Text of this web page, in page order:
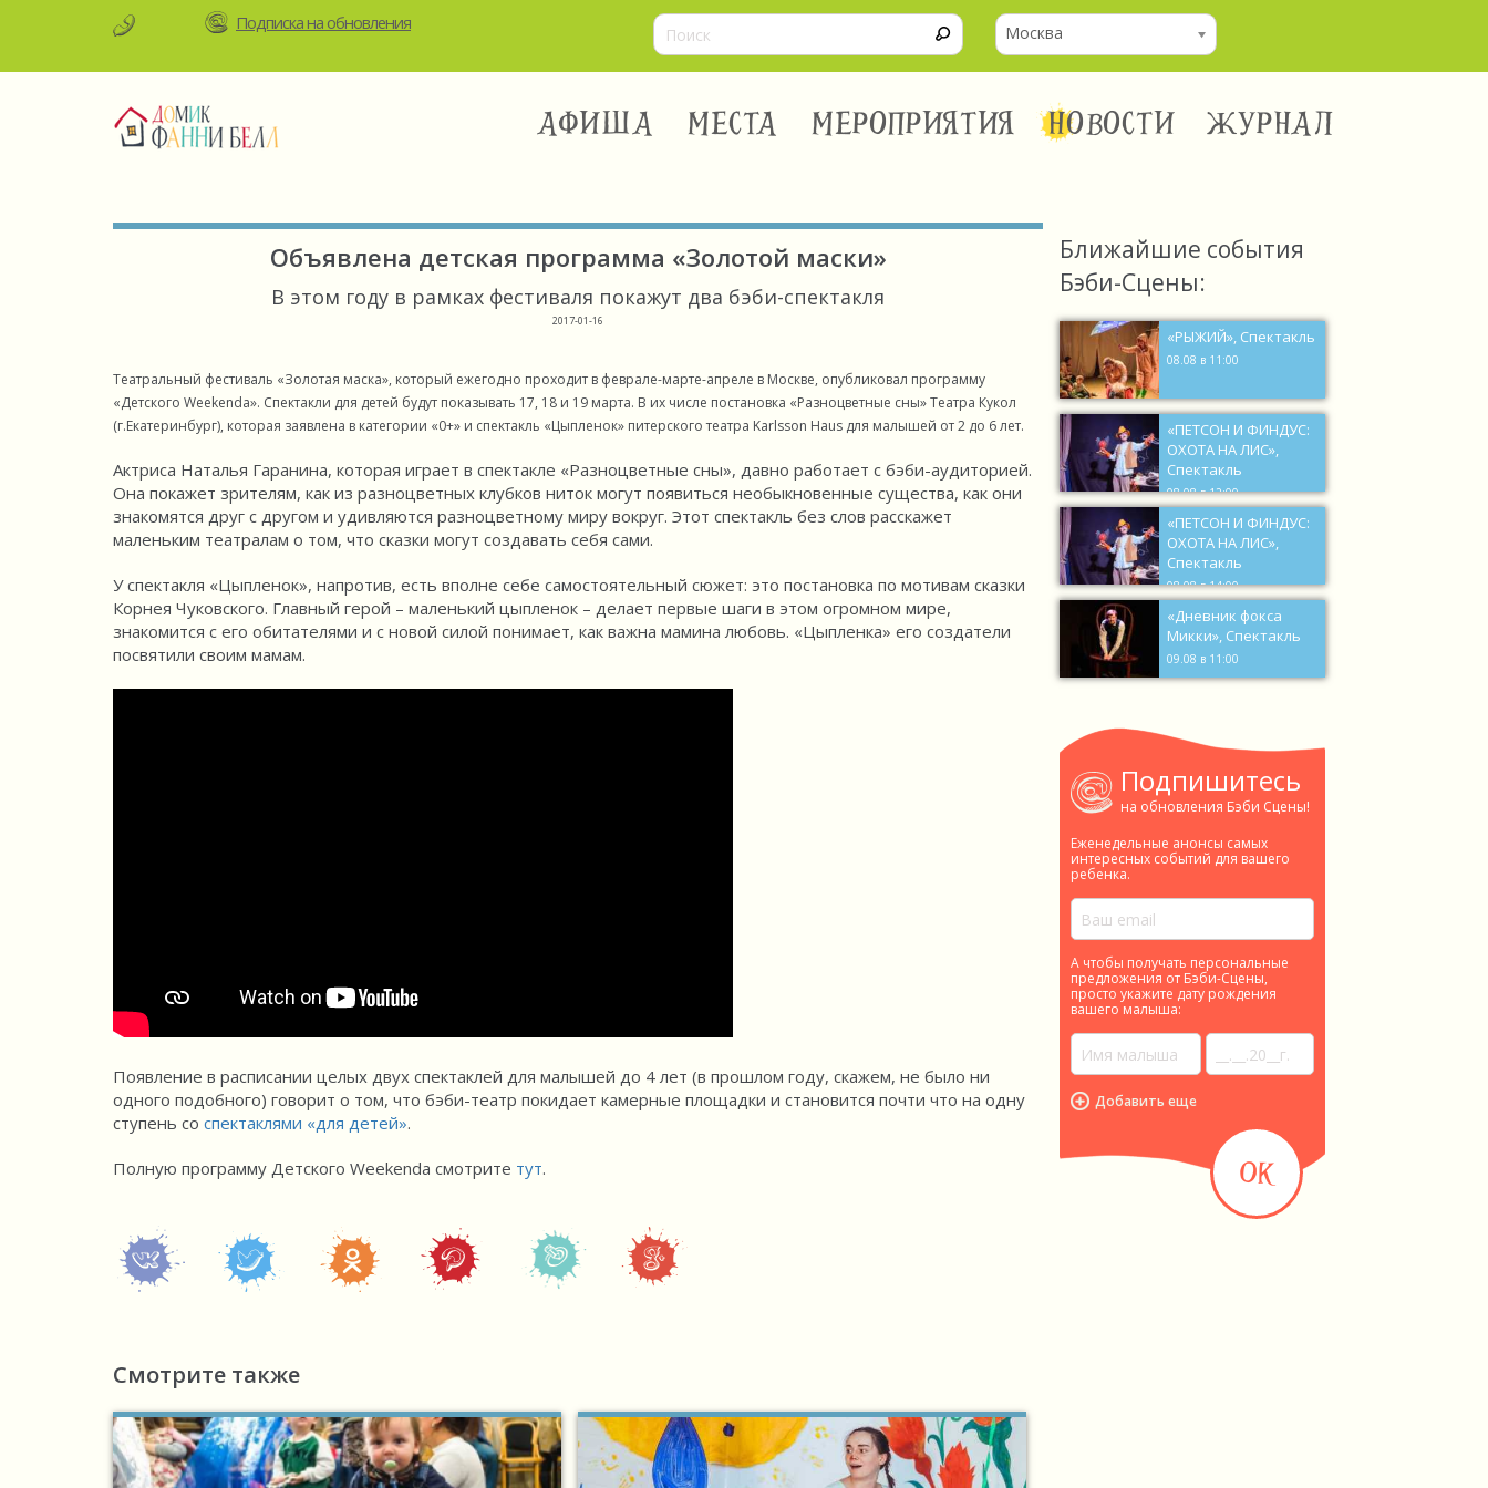
Подписка на обновления Москва
АФИША МЕСТА МЕРОПРИЯТИЯ НОВОСТИ ЖУРНАЛ
Объявлена детская программа «Золотой маски»
В этом году в рамках фестиваля покажут два бэби-спектакля
2017-01-16
Театральный фестиваль «Золотая маска», который ежегодно проходит в феврале-марте-апреле в Москве, опубликовал программу
«Детского Weekendа». Спектакли для детей будут показывать 17, 18 и 19 марта. В их числе постановка «Разноцветные сны» Театра Кукол
(г.Екатеринбург), которая заявлена в категории «0+» и спектакль «Цыпленок» питерского театра Karlsson Haus для малышей от 2 до 6 лет.
Актриса Наталья Гаранина, которая играет в спектакле «Разноцветные сны», давно работает с бэби-аудиторией.
Она покажет зрителям, как из разноцветных клубков ниток могут появиться необыкновенные существа, как они
знакомятся друг с другом и удивляются разноцветному миру вокруг. Этот спектакль без слов расскажет
маленьким театралам о том, что сказки могут создавать себя сами.
У спектакля «Цыпленок», напротив, есть вполне себе самостоятельный сюжет: это постановка по мотивам сказки
Корнея Чуковского. Главный герой – маленький цыпленок – делает первые шаги в этом огромном мире,
знакомится с его обитателями и с новой силой понимает, как важна мамина любовь. «Цыпленка» его создатели
посвятили своим мамам.
Появление в расписании целых двух спектаклей для малышей до 4 лет (в прошлом году, скажем, не было ни
одного подобного) говорит о том, что бэби-театр покидает камерные площадки и становится почти что на одну
ступень со спектаклями «для детей».
Полную программу Детского Weekenda смотрите тут.
Смотрите также
Ближайшие события
Бэби-Сцены:
«РЫЖИЙ», Спектакль
08.08 в 11:00
«ПЕТСОН И ФИНДУС:
ОХОТА НА ЛИС»,
Спектакль
08.08 в 12:00
«ПЕТСОН И ФИНДУС:
ОХОТА НА ЛИС»,
Спектакль
08.08 в 14:00
«Дневник фокса
Микки», Спектакль
09.08 в 11:00
Подпишитесь
на обновления Бэби Сцены!
Еженедельные анонсы самых
интересных событий для вашего
ребенка.
А чтобы получать персональные
предложения от Бэби-Сцены,
просто укажите дату рождения
вашего малыша:
Добавить еще